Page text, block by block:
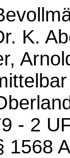
K.
- 2
1568